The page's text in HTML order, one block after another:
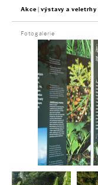
Akce výstavy a veletrhy
Fotogalerie